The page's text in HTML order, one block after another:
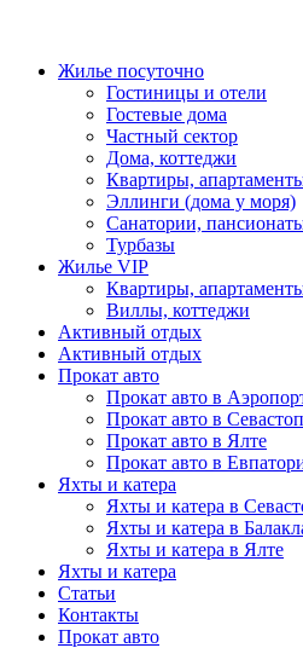
Жилье посуточно
Гостиницы и отели
Гостевые дома
Частный сектор
Дома, коттеджи
Квартиры,
Эллинги (дома у моря)
Санатории,
Турбазы
Жилье VIP
Квартиры,
Виллы, коттеджи
Активный отдых
Активный отдых
Прокат авто
Прокат авто в
Прокат авто в
Прокат авто в Ялте
Прокат авто в
Яхты и катера
Яхты и катера в
Яхты и катера в
Яхты и катера в Ялте
Яхты и катера
Статьи
Контакты
Прокат авто